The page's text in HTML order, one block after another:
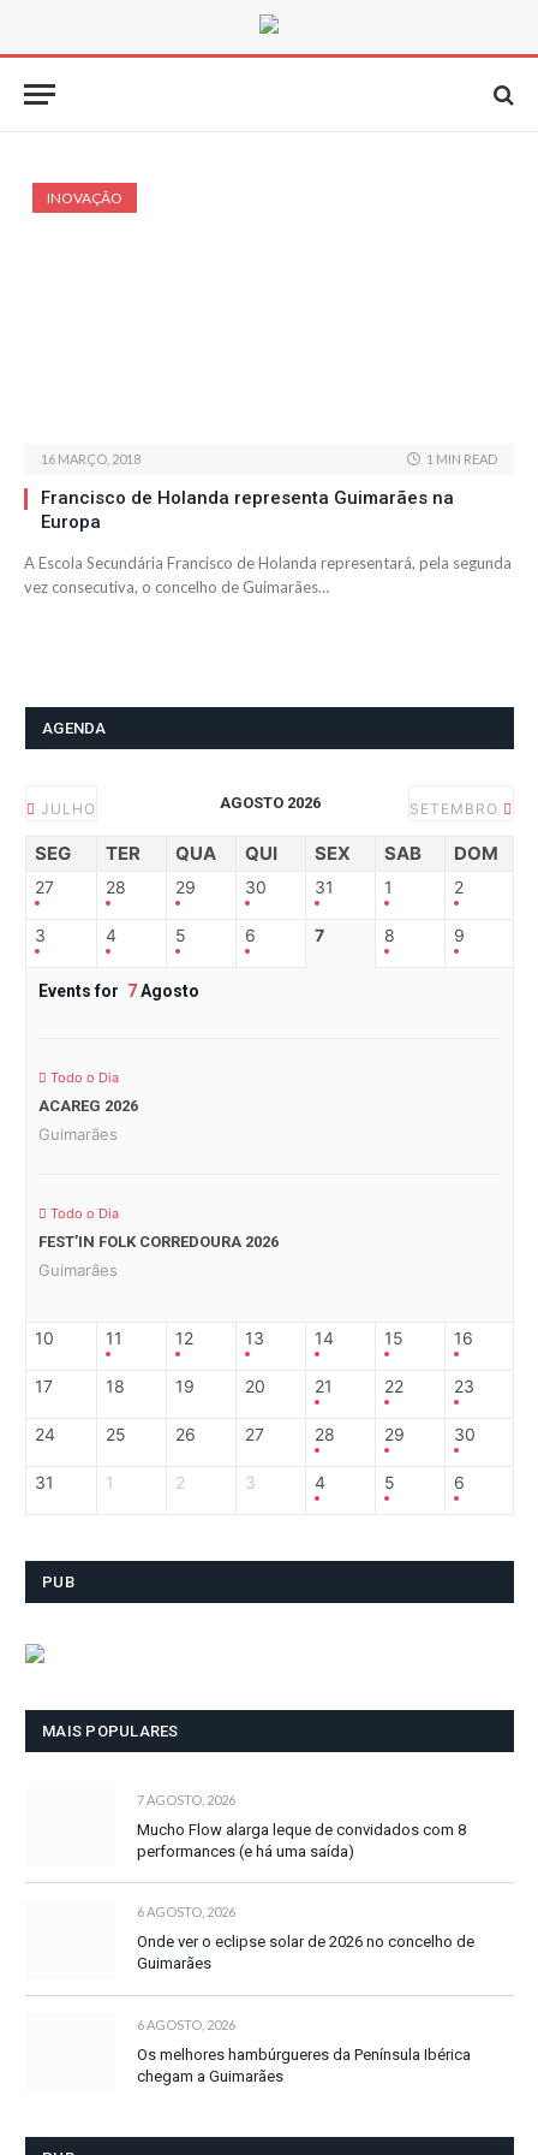
INOVAÇÃO
16 MARÇO, 2018 1 MIN READ
Francisco de Holanda representa Guimarães na
Europa
A Escola Secundária Francisco de Holanda representará, pela segunda
vez consecutiva, o concelho de Guimarães…
AGENDA
JULHO AGOSTO 2026 SETEMBRO
SEG TER QUA QUI SEX SAB DOM
27 28 29 30 31 1 2
3 4 5 6 7 8 9
Events for 7Agosto
Todo o Dia
ACAREG 2026
Guimarães
Todo o Dia
FEST’IN FOLK CORREDOURA 2026
Guimarães
10 11 12 13 14 15 16
17 18 19 20 21 22 23
24 25 26 27 28 29 30
31 1 2 3 4 5 6
PUB
MAIS POPULARES
7 AGOSTO, 2026
Mucho Flow alarga leque de convidados com 8
performances (e há uma saída)
6 AGOSTO, 2026
Onde ver o eclipse solar de 2026 no concelho de
Guimarães
6 AGOSTO, 2026
Os melhores hambúrgueres da Península Ibérica
chegam a Guimarães